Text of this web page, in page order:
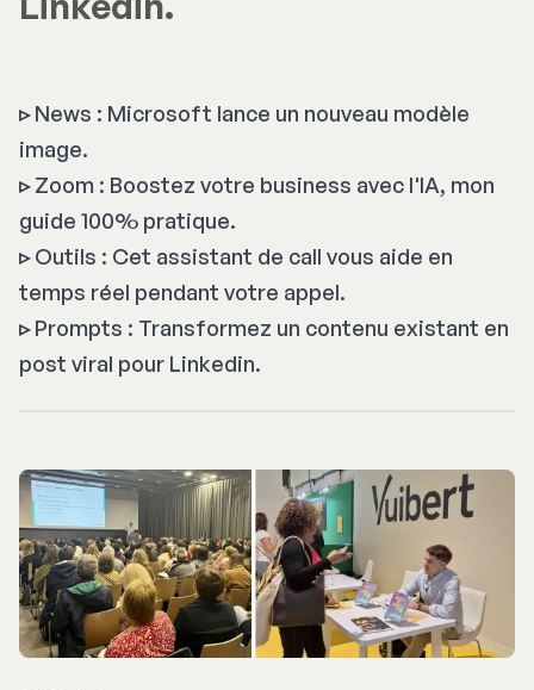
▹News : Microsoft lance un nouveau modèle
image.
▹Zoom : Boostez votre business avec l'IA, mon
guide 100% pratique.
▹Outils : Cet assistant de call vous aide en
temps réel pendant votre appel.
▹Prompts : Transformez un contenu existant en
post viral pour Linkedin.